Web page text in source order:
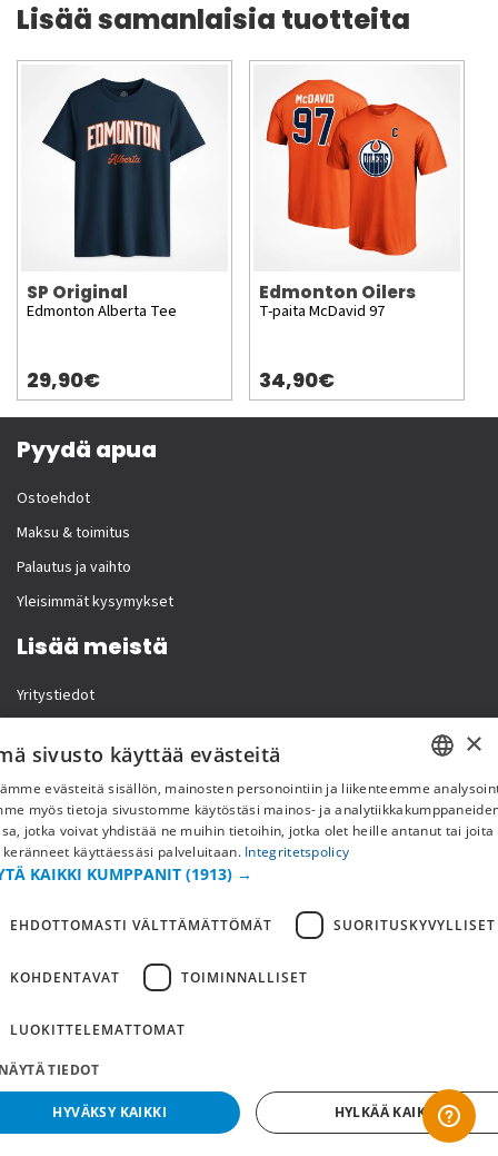
Lisää samanlaisia tuotteita
SP Original
Edmonton Alberta Tee
29,90€
Edmonton Oilers
T-paita McDavid 97
34,90€
Pyydä apua
Ostoehdot
Maksu & toimitus
Palautus ja vaihto
Yleisimmät kysymykset
Lisää meistä
Yritystiedot
Copyright © 2019 This site is Licensed to 377 Sport AB
FI
×
sivusto käyttää evästeitä
evästeitä sisällön, mainosten personointiin ja liikenteemme
myös tietoja sivustomme käytöstäsi mainos- ja
jotka voivat yhdistää ne muihin tietoihin, jotka olet heille antanut tai joita
keränneet käyttäessäsi palveluitaan. Integritetspolicy
KAIKKI KUMPPANIT (1913) →
EHDOTTOMASTI VÄLTTÄMÄTTÖMÄT SUORITUSKYVYLLISET
KOHDENTAVAT TOIMINNALLISET
LUOKITTELEMATTOMAT
TIEDOT
HYVÄKSY KAIKKI HYLKÄÄ KAIKKI